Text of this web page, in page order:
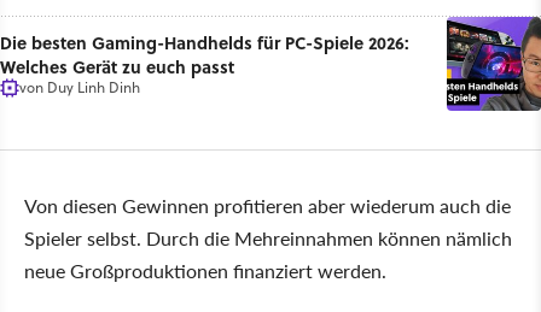
Die besten Gaming-Handhelds für PC-Spiele 2026:
Welches Gerät zu euch passt
von Duy Linh Dinh
Von diesen Gewinnen profitieren aber wiederum auch die
Spieler selbst. Durch die Mehreinnahmen können nämlich
neue Großproduktionen finanziert werden.